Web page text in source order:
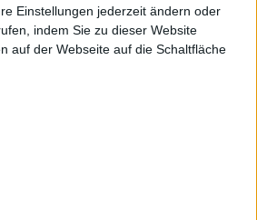
Einstellungen jederzeit ändern oder
indem Sie zu dieser Website
auf der Webseite auf die Schaltfläche